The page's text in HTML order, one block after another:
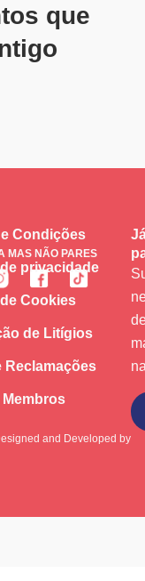
que
MAS NÃO PARES
Condições
privacidade
Cookies
de Litígios
Reclamações
and Developed by